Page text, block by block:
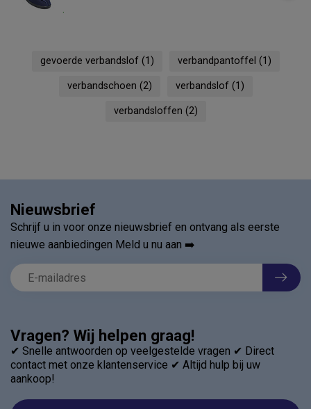
.
gevoerde verbandslof (1) verbandpantoffel (1)
verbandschoen (2) verbandslof (1)
verbandsloffen (2)
Vragen? Wij helpen graag!
✔ Snelle antwoorden op veelgestelde vragen ✔ Direct
contact met onze klantenservice ✔ Altijd hulp bij uw
aankoop!
Nieuwsbrief
Schrijf u in voor onze nieuwsbrief en ontvang als eerste
nieuwe aanbiedingen Meld u nu aan ➡️